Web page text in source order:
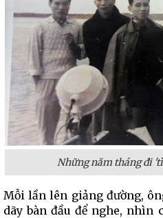
Những năm tháng đi
Mỗi lần lên giảng đường,
dãy bàn đầu để nghe, nhìn